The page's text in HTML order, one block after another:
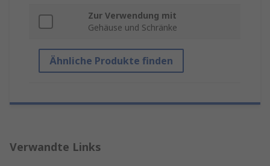
Zur Verwendung mit
Gehäuse und Schränke
Ähnliche Produkte finden
Verwandte Links